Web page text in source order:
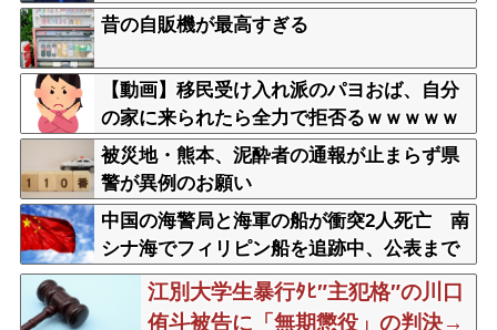
昔の自販機が最高すぎる
【動画】移民受け入れ派のパヨおば、自分
の家に来られたら全力で拒否るｗｗｗｗｗ
ｗｗｗｗｗｗｗ
被災地・熊本、泥酔者の通報が止まらず県
警が異例のお願い
中国の海警局と海軍の船が衝突2人死亡 南
シナ海でフィリピン船を追跡中、公表まで
に1年
江別大学生暴行ﾀﾋ″主犯格″の川口
侑斗被告に「無期懲役」の判決→